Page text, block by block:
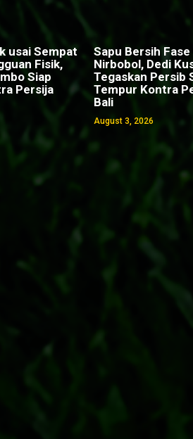
usai Sempat
Fisik,
Siap
Persija
Sapu Bersih Fase
Nirbobol, Dedi
Tegaskan Persib
Tempur Kontra
Bali
August 3, 2026